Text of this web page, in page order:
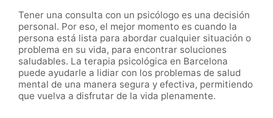
Tener una consulta con un psicólogo es una decisión
personal. Por eso, el mejor momento es cuando la
persona está lista para abordar cualquier situación o
problema en su vida, para encontrar soluciones
saludables. La terapia psicológica en Barcelona
puede ayudarle a lidiar con los problemas de salud
mental de una manera segura y efectiva, permitiendo
que vuelva a disfrutar de la vida plenamente.